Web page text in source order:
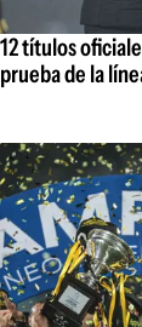
títulos
de la